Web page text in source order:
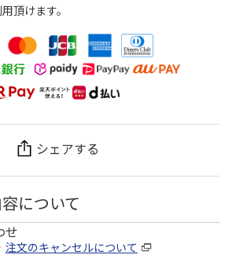
頂けます。
シェアする
について
せ
注文のキャンセルについて